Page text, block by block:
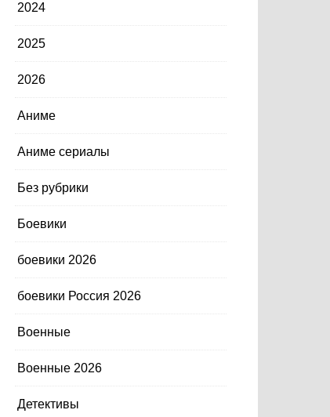
2024
2025
2026
Аниме
Аниме сериалы
Без рубрики
Боевики
боевики 2026
боевики Россия 2026
Военные
Военные 2026
Детективы